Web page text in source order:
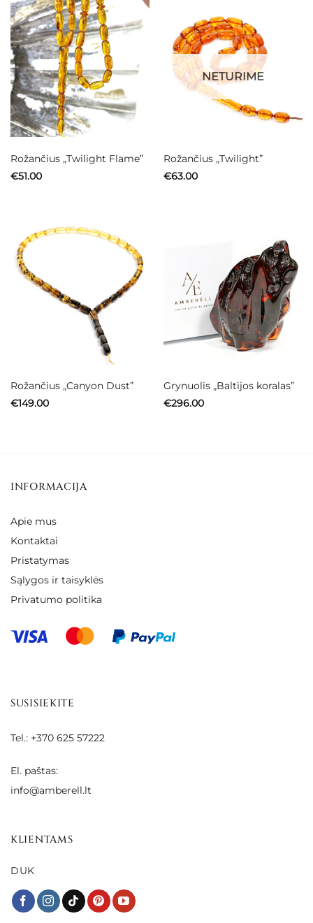
Rožančius „Twilight Flame”
€51.00
NETURIME
Rožančius „Twilight”
€63.00
Rožančius „Canyon Dust”
€149.00
Grynuolis „Baltijos koralas”
€296.00
INFORMACIJA
Apie mus
Kontaktai
Pristatymas
Sąlygos ir taisyklės
Privatumo politika
SUSISIEKITE
Tel.: +370 625 57222
El. paštas:
info@amberell.lt
KLIENTAMS
DUK